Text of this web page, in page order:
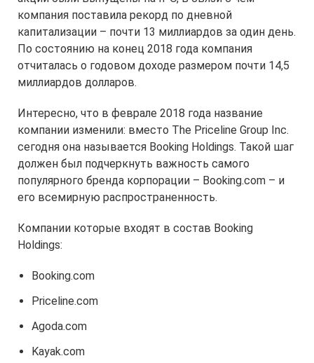
компания поставила рекорд по дневной
капитализации – почти 13 миллиардов за один день.
По состоянию на конец 2018 года компания
отчиталась о годовом доходе размером почти 14,5
миллиардов долларов.
Интересно, что в феврале 2018 года название
компании изменили: вместо The Priceline Group Inc.
сегодня она называется Booking Holdings. Такой шаг
должен был подчеркнуть важность самого
популярного бренда корпорации – Booking.com – и
его всемирную распространенность.
Компании которые входят в состав Booking
Holdings:
Booking.com
Priceline.com
Agoda.com
Kayak.com